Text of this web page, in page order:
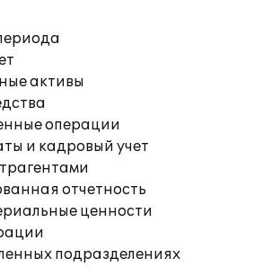
активы
операции
и кадровый учет
отчетность
ценности
подразделениях